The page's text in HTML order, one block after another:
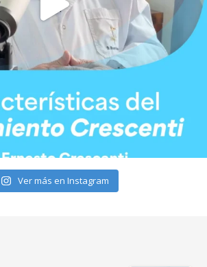
Ver más en Instagram